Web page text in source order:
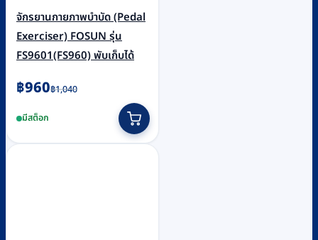
จักรยานกายภาพบำบัด (Pedal
Exerciser) FOSUN รุ่น
FS9601(FS960) พับเก็บได้
฿1,040
Original
was:
฿1,040.
฿960
Current
is:
฿960.
มีสต็อก